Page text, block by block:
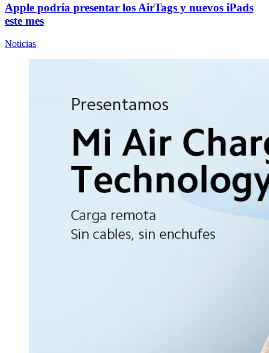
Apple podría presentar los AirTags y nuevos iPads
este mes
Noticias